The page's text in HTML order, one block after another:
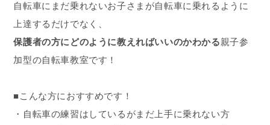
自転車にまだ乗れないお子さまが自転車に乗れるように
上達するだけでなく、
保護者の方にどのように教えればいいのかわかる親子参
加型の自転車教室です！
■こんな方におすすめです！
・自転車の練習はしているがまだ上手に乗れない方